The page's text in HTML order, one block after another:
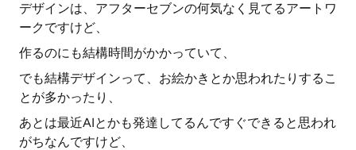
デザインは、アフターセブンの何気なく見てるアートワ
ークですけど、
作るのにも結構時間がかかっていて、
でも結構デザインって、お絵かきとか思われたりするこ
とが多かったり、
あとは最近AIとかも発達してるんですぐできると思われ
がちなんですけど、